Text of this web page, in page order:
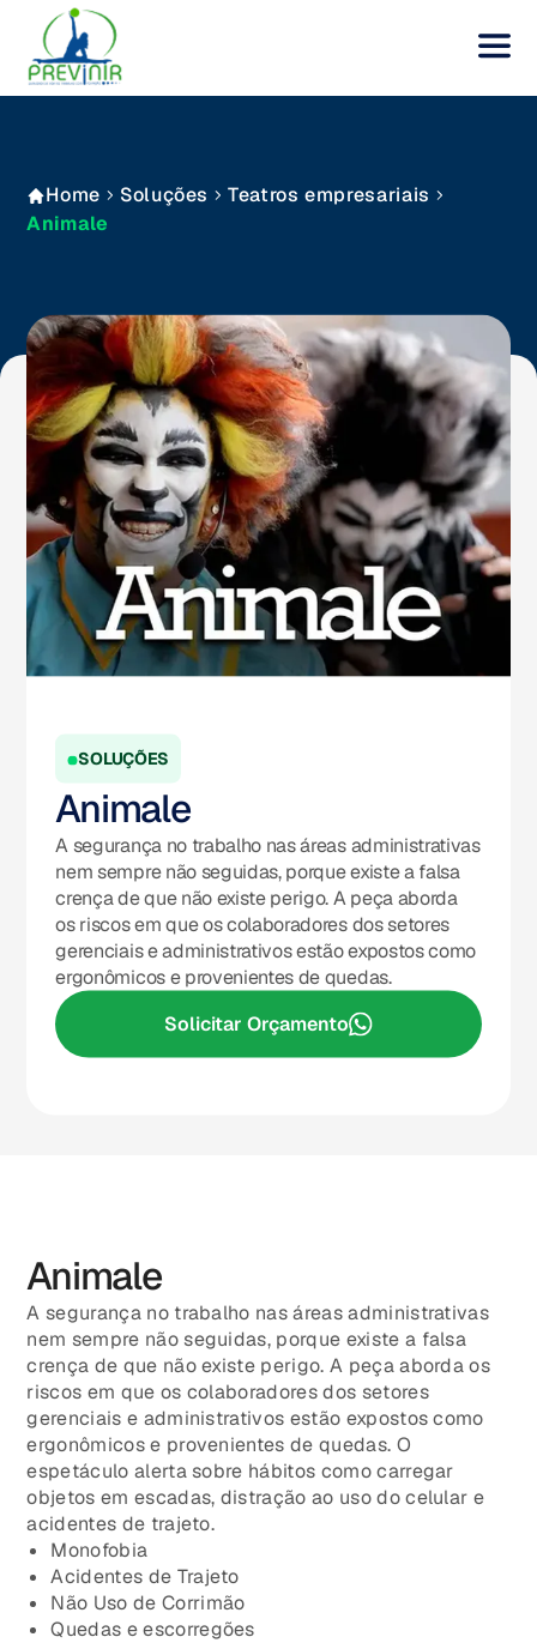
Home Soluções
Teatros empresariais
Animale
SOLUÇÕES
Animale
A segurança no trabalho nas áreas administrativas
nem sempre não seguidas, porque existe a falsa
crença de que não existe perigo. A peça aborda
os riscos em que os colaboradores dos setores
gerenciais e administrativos estão expostos como
ergonômicos e provenientes de quedas.
Solicitar Orçamento
Animale
A segurança no trabalho nas áreas administrativas
nem sempre não seguidas, porque existe a falsa
crença de que não existe perigo. A peça aborda os
riscos em que os colaboradores dos setores
gerenciais e administrativos estão expostos como
ergonômicos e provenientes de quedas. O
espetáculo alerta sobre hábitos como carregar
objetos em escadas, distração ao uso do celular e
acidentes de trajeto.
Monofobia
Acidentes de Trajeto
Não Uso de Corrimão
Quedas e escorregões